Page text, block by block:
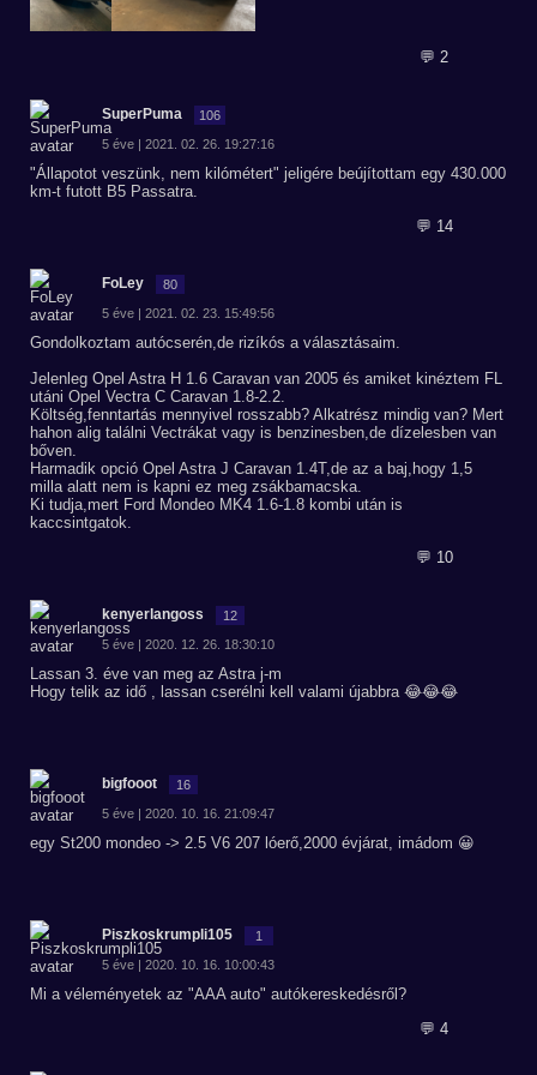
💬 2
SuperPuma 106
5 éve | 2021. 02. 26. 19:27:16
"Állapotot veszünk, nem kilómétert" jeligére beújítottam egy 430.000
km-t futott B5 Passatra.
💬 14
FoLey 80
5 éve | 2021. 02. 23. 15:49:56
Gondolkoztam autócserén,de rizíkós a választásaim.
Jelenleg Opel Astra H 1.6 Caravan van 2005 és amiket kinéztem FL
utáni Opel Vectra C Caravan 1.8-2.2.
Költség,fenntartás mennyivel rosszabb? Alkatrész mindig van? Mert
hahon alig találni Vectrákat vagy is benzinesben,de dízelesben van
bőven.
Harmadik opció Opel Astra J Caravan 1.4T,de az a baj,hogy 1,5
milla alatt nem is kapni ez meg zsákbamacska.
Ki tudja,mert Ford Mondeo MK4 1.6-1.8 kombi után is
kaccsintgatok.
💬 10
kenyerlangoss 12
5 éve | 2020. 12. 26. 18:30:10
Lassan 3. éve van meg az Astra j-m
Hogy telik az idő , lassan cserélni kell valami újabbra 😂😂😂
bigfooot 16
5 éve | 2020. 10. 16. 21:09:47
egy St200 mondeo -> 2.5 V6 207 lóerő,2000 évjárat, imádom 😀
Piszkoskrumpli105 1
5 éve | 2020. 10. 16. 10:00:43
Mi a véleményetek az "AAA auto" autókereskedésről?
💬 4